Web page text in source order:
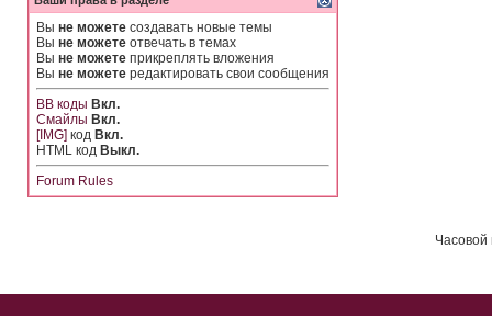
Вы не можете создавать новые темы
Вы не можете отвечать в темах
Вы не можете прикреплять вложения
Вы не можете редактировать свои сообщения
BB коды Вкл.
Смайлы Вкл.
[IMG] код Вкл.
HTML код Выкл.
Forum Rules
Часовой